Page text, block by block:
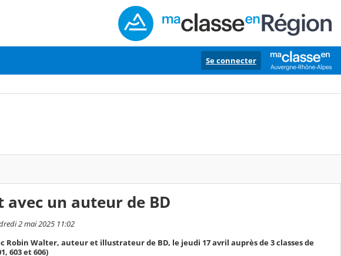
Se connecter
avec un auteur de BD
2 mai 2025 11:02
Robin Walter, auteur et illustrateur de BD, le jeudi 17 avril auprès de 3 classes de
603 et 606)